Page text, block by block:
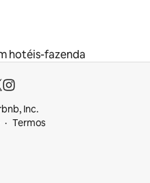
hotéis-fazenda
Inc.
Termos